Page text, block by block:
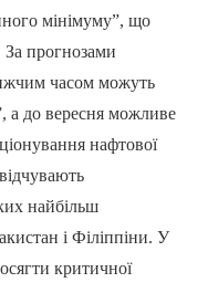
мінімуму”, що
За прогнозами
часом можуть
а до вересня можливе
нафтової
найбільш
і Філіппіни. У
критичної